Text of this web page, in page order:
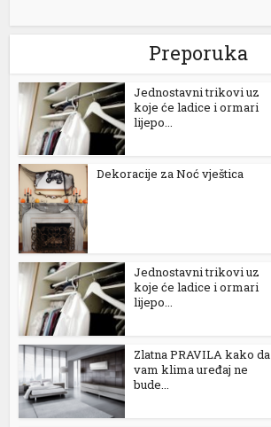
Preporuka
Jednostavni trikovi uz
koje će ladice i ormari
lijepo...
Dekoracije za Noć vještica
Jednostavni trikovi uz
koje će ladice i ormari
lijepo...
Zlatna PRAVILA kako da
vam klima uređaj ne
bude...